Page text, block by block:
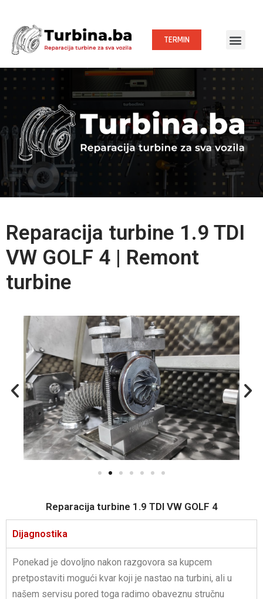
TERMIN
Reparacija turbine 1.9 TDI
VW GOLF 4 | Remont
turbine
Reparacija turbine 1.9 TDI VW GOLF 4
Dijagnostika
Ponekad je dovoljno nakon razgovora sa kupcem
pretpostaviti mogući kvar koji je nastao na turbini, ali u
našem servisu pored toga radimo obaveznu stručnu